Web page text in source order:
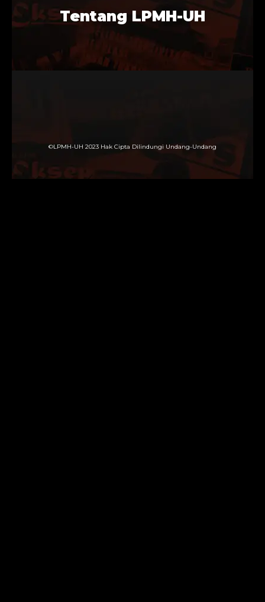
Tentang LPMH-UH
©LPMH-UH 2023 Hak Cipta Dilindungi Undang-Undang